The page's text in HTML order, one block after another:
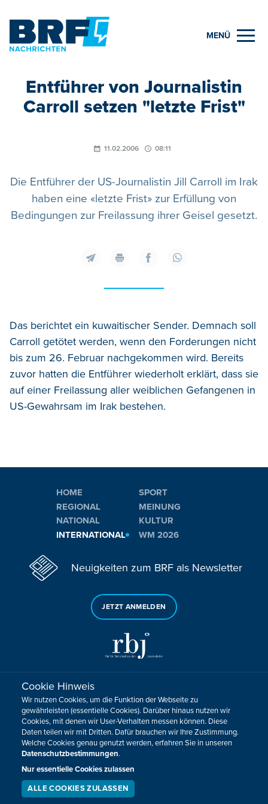
MENÜ
Entführer von Journalistin
Carroll setzen "letzte Frist"
11.02.2006 08:11
Die Entführer der US-Journalistin Jill Carroll im Irak
haben eine «letzte Frist» zur Erfüllung von
Bedingungen zur Freilassung ihrer Geisel gesetzt.
Das berichtet ein kuwaitischer Sender. Demnach soll
Carroll getötet werden, wenn den Forderungen nicht
bis zum 26. Februar nachgekommen wird. Bereits
zuvor hatten die Entführer wiederholt erklärt, dass sie
auf einer Freilassung aller weiblichen Gefangenen in
US-Gewahrsam im Irak bestehen.
HOME
REGIONAL
NATIONAL
INTERNATIONAL
SPORT
MEINUNG
KULTUR
WM 2026
Neuigkeiten zum BRF als Newsletter
JETZT ANMELDEN
Sie haben noch Fragen oder Anmerkungen?
KONTAKTIEREN SIE UNS!
Impressum Datenschutz Kontakt
Barrierefreiheit
Cookie-Zustimmung anpassen
Design, Konzept & Programmierung:
Cookie Hinweis
Wir nutzen Cookies, um die Funktion der Webseite zu
gewährleisten (essentielle Cookies). Darüber hinaus nutzen wir
Cookies, mit denen wir User-Verhalten messen können. Diese
Daten teilen wir mit Dritten. Dafür brauchen wir Ihre Zustimmung.
Welche Cookies genau genutzt werden, erfahren Sie in unseren
Datenschutzbestimmungen.
Nur essentielle Cookies zulassen
ALLE COOKIES ZULASSEN
LIVESTREAM